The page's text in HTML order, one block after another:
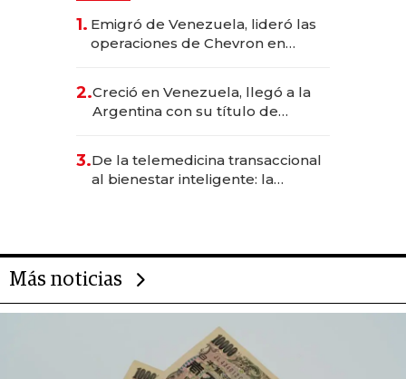
1. Emigró de Venezuela, lideró las
operaciones de Chevron en
2.Creció en Venezuela, llegó a la
Argentina con su título de
las marcas "fast premium"
3.De la telemedicina transaccional
al bienestar inteligente: la
Más noticias